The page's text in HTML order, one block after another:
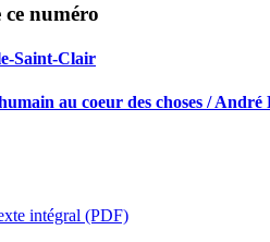
ce numéro
Saint-Clair
au coeur des choses /
intégral (PDF)